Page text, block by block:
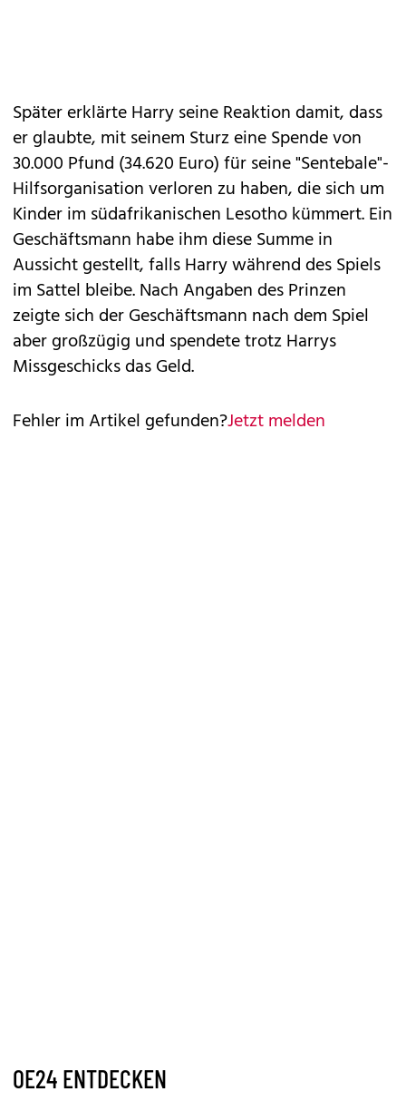
Später erklärte Harry seine Reaktion damit, dass
er glaubte, mit seinem Sturz eine Spende von
30.000 Pfund (34.620 Euro) für seine "Sentebale"-
Hilfsorganisation verloren zu haben, die sich um
Kinder im südafrikanischen Lesotho kümmert. Ein
Geschäftsmann habe ihm diese Summe in
Aussicht gestellt, falls Harry während des Spiels
im Sattel bleibe. Nach Angaben des Prinzen
zeigte sich der Geschäftsmann nach dem Spiel
aber großzügig und spendete trotz Harrys
Missgeschicks das Geld.
Fehler im Artikel gefunden?Jetzt melden
OE24 ENTDECKEN